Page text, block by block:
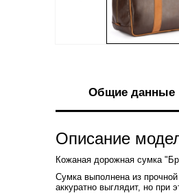
Общие данные
Описание
Кожаная дорожная сумка
Сумка выполнена из
аккуратно выглядит, но при